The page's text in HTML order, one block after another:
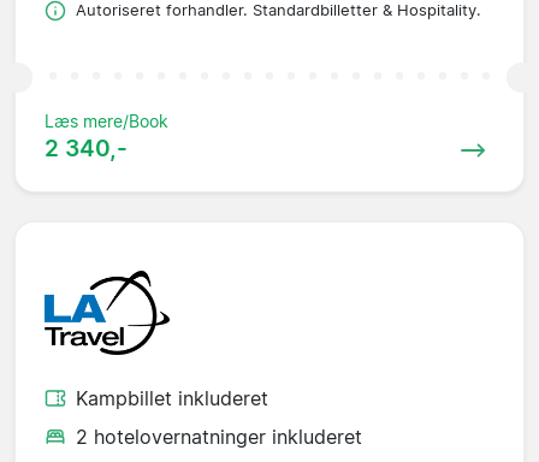
Autoriseret forhandler. Standardbilletter & Hospitality.
Læs mere/Book
2 340,-
Kampbillet inkluderet
2 hotelovernatninger inkluderet